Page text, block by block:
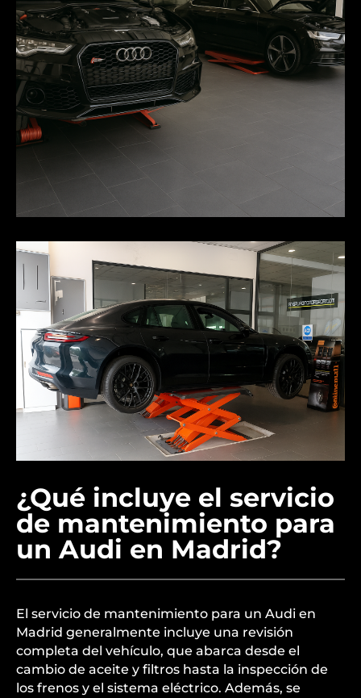
¿Qué incluye el servicio
de mantenimiento para
un Audi en Madrid?
El servicio de mantenimiento para un Audi en
Madrid generalmente incluye una revisión
completa del vehículo, que abarca desde el
cambio de aceite y filtros hasta la inspección de
los frenos y el sistema eléctrico. Además, se